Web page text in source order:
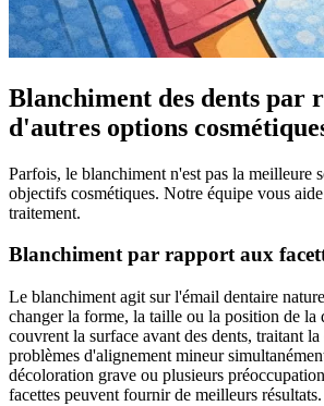
Blanchiment des dents par
d'autres options
Parfois, le blanchiment n'est pas la meilleure
objectifs cosmétiques. Notre équipe vous
traitement.
Blanchiment par rapport aux
Le blanchiment agit sur l'émail dentaire
changer la forme, la taille ou la position de la
couvrent la surface avant des dents, traitant
problèmes d'alignement mineur
décoloration grave ou plusieurs
facettes peuvent fournir de meilleurs résultats.